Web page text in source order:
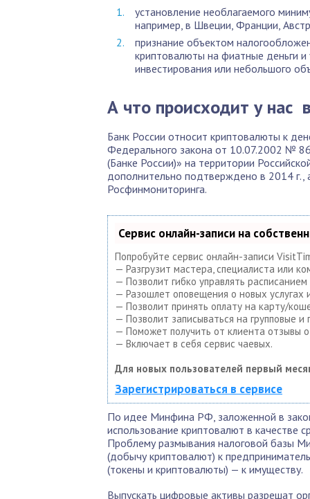
установление необлагаемого
например, в Швеции, Франции,
признание объектом
криптовалюты на фиатные деньги и
инвестирования или небольшого
А что происходит у нас
Банк России относит криптовалюты к
Федерального закона от 10.07.2002 №
(Банке России)» на территории
дополнительно подтверждено в 2014
Росфинмониторинга.
Сервис онлайн-записи на
Попробуйте сервис онлайн-записи
— Разгрузит мастера, специалиста или
— Позволит гибко управлять расписанием
— Разошлет оповещения о новых услугах
— Позволит принять оплату на карту/
— Позволит записываться на групповые
— Поможет получить от клиента отзывы
— Включает в себя сервис чаевых.
Для новых пользователей первый
Зарегистрироваться в сервисе
По идее Минфина РФ, заложенной в
использование криптовалют в качестве
Проблему размывания налоговой базы
(добычу криптовалют) к
(токены и криптовалюты) — к имуществу.
Выпускать цифровые активы разрешат